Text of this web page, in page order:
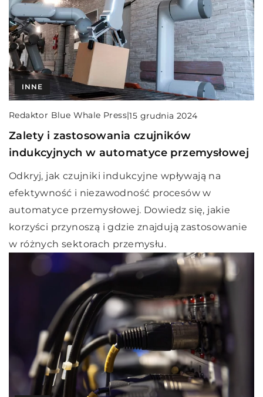
INNE
Redaktor Blue Whale Press|15 grudnia 2024
Zalety i zastosowania czujników
indukcyjnych w automatyce przemysłowej
Odkryj, jak czujniki indukcyjne wpływają na
efektywność i niezawodność procesów w
automatyce przemysłowej. Dowiedz się, jakie
korzyści przynoszą i gdzie znajdują zastosowanie
w różnych sektorach przemysłu.